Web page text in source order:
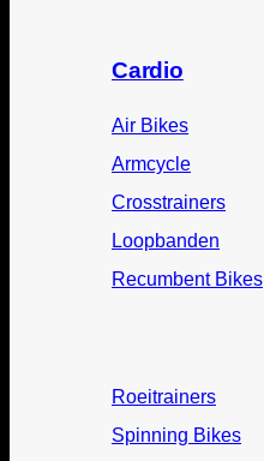
Cardio
Air Bikes
Armcycle
Crosstrainers
Loopbanden
Recumbent Bikes
Roeitrainers
Spinning Bikes